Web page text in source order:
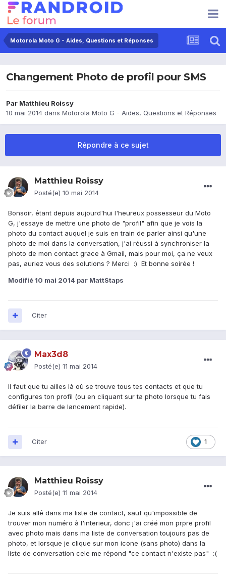
Motorola Moto G - Aides, Questions et Réponses
Changement Photo de profil pour SMS
Par Matthieu Roissy
10 mai 2014 dans Motorola Moto G - Aides, Questions et Réponses
Répondre à ce sujet
Matthieu Roissy
Posté(e) 10 mai 2014
Bonsoir, étant depuis aujourd'hui l'heureux possesseur du Moto
G, j'essaye de mettre une photo de "profil" afin que je vois la
photo du contact auquel je suis en train de parler ainsi qu'une
photo de moi dans la conversation, j'ai réussi à synchroniser la
photo de mon contact grace à Gmail, mais pour moi, ça ne veux
pas, auriez vous des solutions ? Merci :) Et bonne soirée !
Modifié 10 mai 2014 par MattStaps
Citer
Max3d8
Posté(e) 11 mai 2014
Il faut que tu ailles là où se trouve tous tes contacts et que tu
configures ton profil (ou en cliquant sur ta photo lorsque tu fais
défiler la barre de lancement rapide).
1
Citer
Matthieu Roissy
Posté(e) 11 mai 2014
Je suis allé dans ma liste de contact, sauf qu'impossible de
trouver mon numéro à l'interieur, donc j'ai créé mon prpre profil
avec photo mais dans ma liste de conversation toujours pas de
photo, et lorsque je clique sur mon icone (sans photo) dans la
liste de conversation cele me répond "ce contact n'existe pas" :(